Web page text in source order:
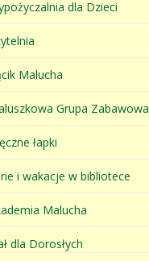
dla Dzieci
Malucha
Grupa Zabawowa
łapki
i wakacje w bibliotece
Malucha
dla Dorosłych